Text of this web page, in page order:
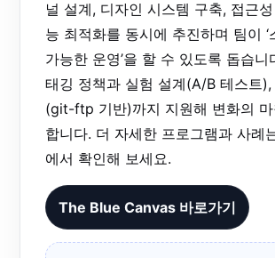
널 설계, 디자인 시스템 구축, 접근
능 최적화를 동시에 추진하며 팀이 ‘
가능한 운영’을 할 수 있도록 돕습니
태깅 정책과 실험 설계(A/B 테스트
(git-ftp 기반)까지 지원해 변화의
합니다. 더 자세한 프로그램과 사례
에서 확인해 보세요.
The Blue Canvas 바로가기